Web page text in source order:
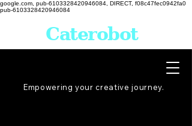
google.com, pub-6103328420946084, DIRECT, f08c47fec0942fa0
pub-6103328420946084
Empowering your creative journey.
Caterobot